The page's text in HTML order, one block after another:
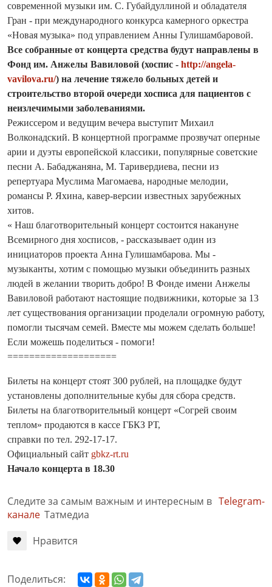
современной музыки им. С. Губайдуллиной и обладателя
Гран - при международного конкурса камерного оркестра
«Новая музыка» под управлением Анны Гулишамбаровой.
Все собранные от концерта средства будут направлены в
Фонд им. Анжелы Вавиловой (хоспис - http://angela-
vavilova.ru/) на лечение тяжело больных детей и
строительство второй очереди хосписа для пациентов с
неизлечимыми заболеваниями.
Режиссером и ведущим вечера выступит Михаил
Волконадский. В концертной программе прозвучат оперные
арии и дуэты европейской классики, популярные советские
песни А. Бабаджаняна, М. Таривердиева, песни из
репертуара Муслима Магомаева, народные мелодии,
романсы Р. Яхина, кавер-версии известных зарубежных
хитов.
« Наш благотворительный концерт состоится накануне
Всемирного дня хосписов, - рассказывает один из
инициаторов проекта Анна Гулишамбарова. Мы -
музыканты, хотим с помощью музыки объединить разных
людей в желании творить добро! В Фонде имени Анжелы
Вавиловой работают настоящие подвижники, которые за 13
лет существования организации проделали огромную работу,
помогли тысячам семей. Вместе мы можем сделать больше!
Если можешь поделиться - помоги!
====================
Билеты на концерт стоят 300 рублей, на площадке будут
установлены дополнительные кубы для сбора средств.
Билеты на благотворительный концерт «Согрей своим
теплом» продаются в кассе ГБКЗ РТ,
справки по тел. 292-17-17.
Официальный сайт gbkz-rt.ru
Начало концерта в 18.30
Следите за самым важным и интересным в Telegram-
канале Татмедиа
Нравится
Поделиться: